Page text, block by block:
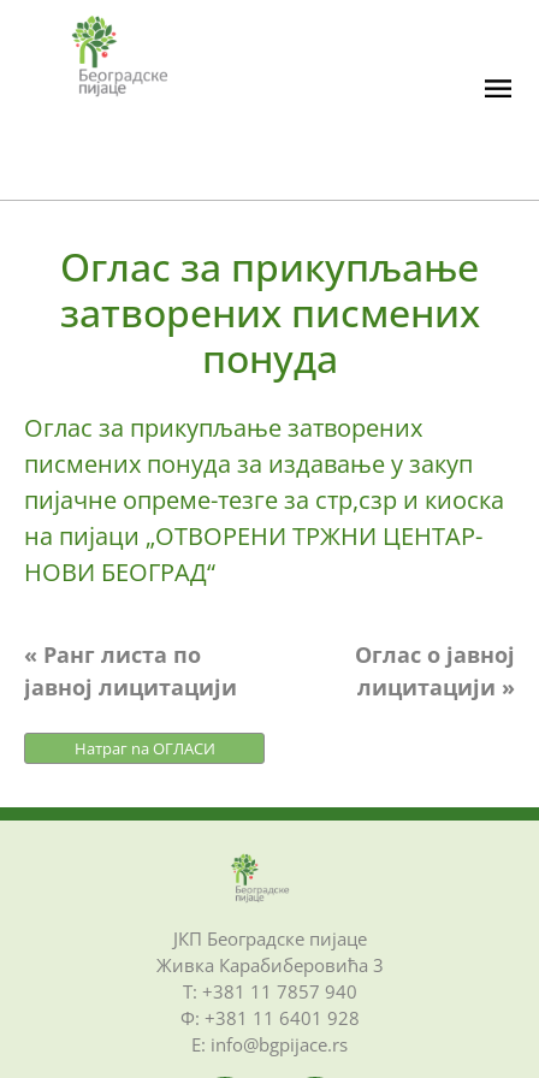
content
Оглас за прикупљање
затворених писмених
понуда
Оглас за прикупљање затворених
писмених понуда за издавање у закуп
пијачне опреме-тезге за стр,сзр и киоска
на пијаци „ОТВОРЕНИ ТРЖНИ ЦЕНТАР-
НОВИ БЕОГРАД“
Кретање
чланка
« Ранг листа по
јавној лицитацији
Оглас о јавној
лицитацији »
Натраг na ОГЛАСИ
ЈКП Београдске пијаце
Живка Карабиберовића 3
Т: +381 11 7857 940
Ф: +381 11 6401 928
Е: info@bgpijace.rs